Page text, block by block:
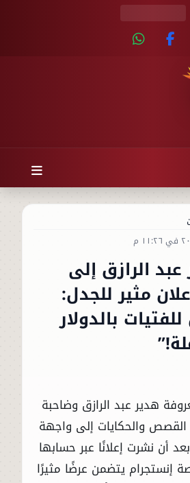
الرازق إلى
مثير للجدل:
بالدولار
هدير عبد الرازق وضاحبة
القصص والحكايات إلى واجهة
أن نشرت إعلانًا عبر حسابها
إنستجرام يتضمن عرضًا مثيرًا